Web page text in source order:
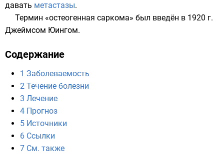
давать метастазы.
Термин «остеогенная саркома» был введён в 1920 г.
Джеймсом Юингом.
Содержание
1 Заболеваемость
2 Течение болезни
3 Лечение
4 Прогноз
5 Источники
6 Ссылки
7 См. также